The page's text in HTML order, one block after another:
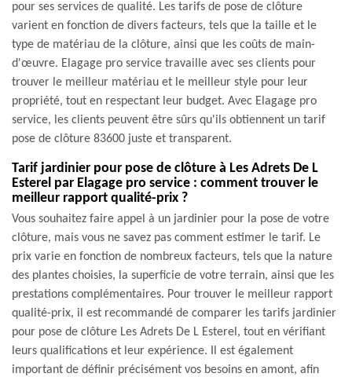
pour ses services de qualité. Les tarifs de pose de clôture
varient en fonction de divers facteurs, tels que la taille et le
type de matériau de la clôture, ainsi que les coûts de main-
d'œuvre. Elagage pro service travaille avec ses clients pour
trouver le meilleur matériau et le meilleur style pour leur
propriété, tout en respectant leur budget. Avec Elagage pro
service, les clients peuvent être sûrs qu'ils obtiennent un tarif
pose de clôture 83600 juste et transparent.
Tarif jardinier pour pose de clôture à Les Adrets De L
Esterel par Elagage pro service : comment trouver le
meilleur rapport qualité-prix ?
Vous souhaitez faire appel à un jardinier pour la pose de votre
clôture, mais vous ne savez pas comment estimer le tarif. Le
prix varie en fonction de nombreux facteurs, tels que la nature
des plantes choisies, la superficie de votre terrain, ainsi que les
prestations complémentaires. Pour trouver le meilleur rapport
qualité-prix, il est recommandé de comparer les tarifs jardinier
pour pose de clôture Les Adrets De L Esterel, tout en vérifiant
leurs qualifications et leur expérience. Il est également
important de définir précisément vos besoins en amont, afin